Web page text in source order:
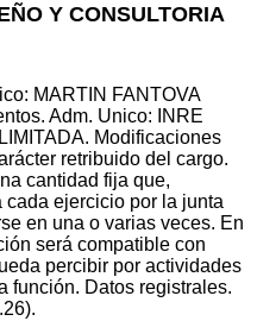
Y CONSULTORIA
MARTIN FANTOVA
Adm. Unico: INRE
Modificaciones
retribuido del cargo.
cantidad fija que,
ejercicio por la junta
en una o varias veces. En
será compatible con
percibir por actividades
función. Datos registrales.